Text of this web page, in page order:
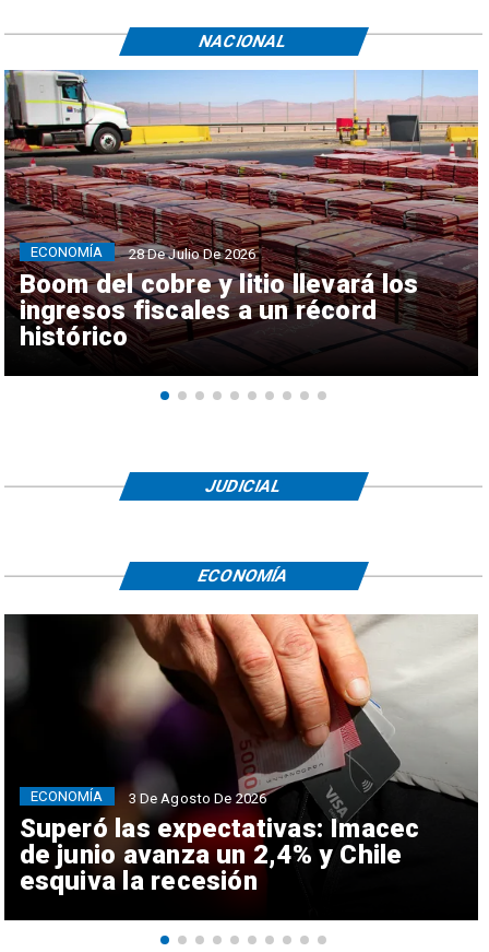
Boom del cobre y litio llevará los
ingresos fiscales a un récord
histórico
ECONOMÍA 28 De Julio De 2026
NACIONAL
JUDICIAL
Superó las expectativas: Imacec
de junio avanza un 2,4% y Chile
esquiva la recesión
ECONOMÍA 3 De Agosto De 2026
ECONOMÍA